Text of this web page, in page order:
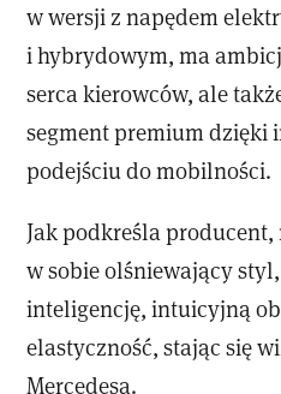
w wersji z napędem
i hybrydowym, ma
serca kierowców, ale
segment premium dzięki
podejściu do mobilności.
Jak podkreśla producent,
w sobie olśniewający
inteligencję, intuicyjną
elastyczność, stając się
Mercedesa.